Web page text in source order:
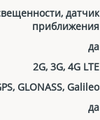
датчик
приближения
да
2G, 3G, 4G LTE
GLONASS, Galileo
да